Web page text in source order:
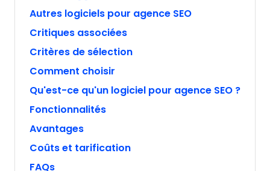
Autres logiciels pour agence SEO
Critiques associées
Critères de sélection
Comment choisir
Qu'est-ce qu'un logiciel pour agence SEO ?
Fonctionnalités
Avantages
Coûts et tarification
FAQs